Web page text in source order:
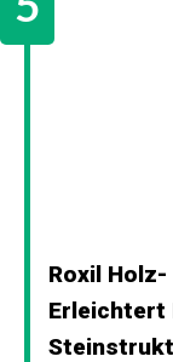
Roxil
Erleichtert